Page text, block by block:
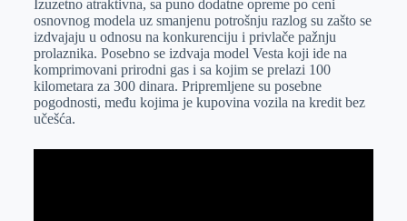
p
p
l
Izuzetno atraktivna, sa puno dodatne opreme po ceni
osnovnog modela uz smanjenu potrošnju razlog su zašto se
izdvajaju u odnosu na konkurenciju i privlače pažnju
prolaznika. Posebno se izdvaja model Vesta koji ide na
komprimovani prirodni gas i sa kojim se prelazi 100
kilometara za 300 dinara. Pripremljene su posebne
pogodnosti, među kojima je kupovina vozila na kredit bez
učešća.